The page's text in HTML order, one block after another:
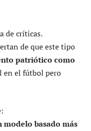
de críticas.
de que este tipo
patriótico como
en el fútbol pero
modelo basado más